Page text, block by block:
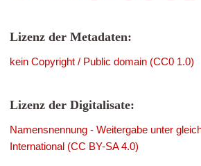
Lizenz der Metadaten:
kein Copyright / Public domain (CC0 1.0)
Lizenz der Digitalisate:
Namensnennung - Weitergabe unter
International (CC BY-SA 4.0)